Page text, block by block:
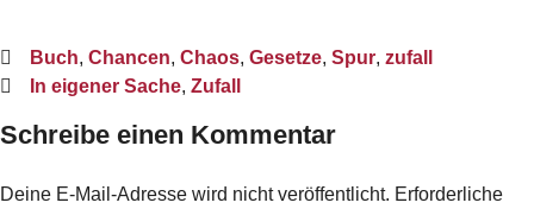
Buch, Chancen, Chaos, Gesetze, Spur, zufall
In eigener Sache, Zufall
Schreibe einen Kommentar
Deine E-Mail-Adresse wird nicht veröffentlicht. Erforderliche